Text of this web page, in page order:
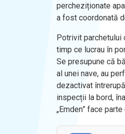
percheziționate
a fost coordonată
Potrivit parchetului
timp ce lucrau în
Se presupune că
al unei nave, au
dezactivat
inspecții la bord,
„Emden” face